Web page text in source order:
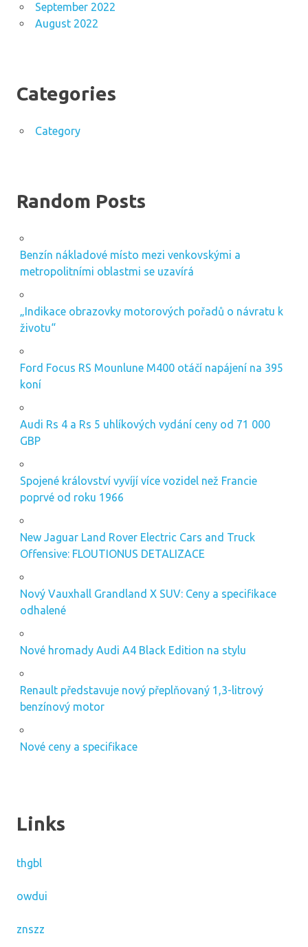
September 2022
August 2022
Categories
Category
Random Posts
Benzín nákladové místo mezi venkovskými a
metropolitními oblastmi se uzavírá
„Indikace obrazovky motorových pořadů o návratu k
životu“
Ford Focus RS Mounlune M400 otáčí napájení na 395
koní
Audi Rs 4 a Rs 5 uhlíkových vydání ceny od 71 000
GBP
Spojené království vyvíjí více vozidel než Francie
poprvé od roku 1966
New Jaguar Land Rover Electric Cars and Truck
Offensive: FLOUTIONUS DETALIZACE
Nový Vauxhall Grandland X SUV: Ceny a specifikace
odhalené
Nové hromady Audi A4 Black Edition na stylu
Renault představuje nový přeplňovaný 1,3-litrový
benzínový motor
Nové ceny a specifikace
Links
thgbl
owdui
znszz